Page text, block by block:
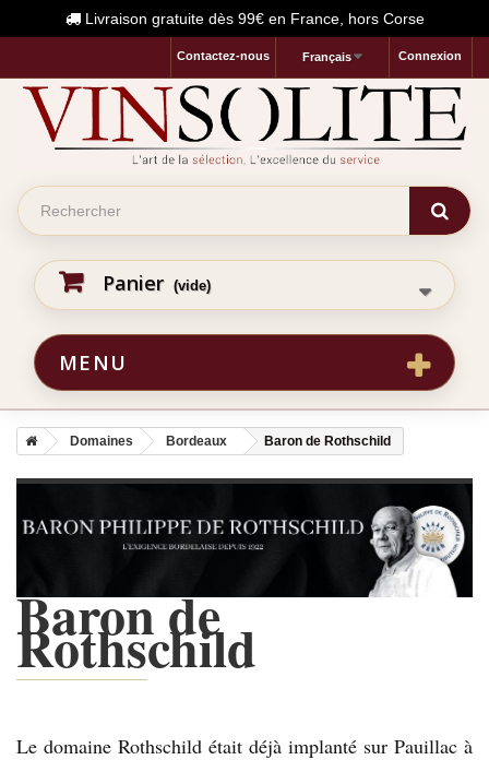
Livraison gratuite dès 99€ en France, hors Corse
Connexion
Français
Contactez-nous
Panier (vide)
MENU
Domaines Bordeaux Baron de Rothschild
Baron de
Rothschild
Le domaine Rothschild était déjà implanté sur Pauillac à